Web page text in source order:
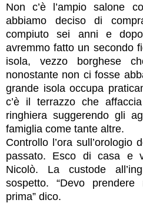
Non c’è l’ampio salone
abbiamo deciso di
compiuto sei anni e
avremmo fatto un secondo
isola, vezzo borghese
nonostante non ci fosse
grande isola occupa
c’è il terrazzo che
ringhiera suggerendo gli
famiglia come tante altre.
Controllo l’ora sull’orologio
passato. Esco di casa e
Nicolò. La custode
sospetto. “Devo
prima” dico.